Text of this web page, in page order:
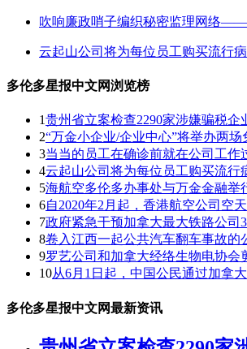
吹响廉政哨子编织秘密监理网络
云起山公司将为每位员工购买流行
多伦多星报中文网浏览榜
1贵州省立案检查2290家涉嫌骗税企
2“万金小企业/企业中心”将举办两
3当当的员工在确诊前就在公司工作
4云起山公司将为每位员工购买流行
5海航空多伦多办事处与万金金融举
6自2020年2月起，香港航空公司空
7政府紧急干预加拿大最大铁路公司
8卷入江西一起公共汽车翻车事故的
9罗艺公司和加拿大经络生物电协会
10从6月1日起，中国公民通过加拿
多伦多星报中文网最新资讯